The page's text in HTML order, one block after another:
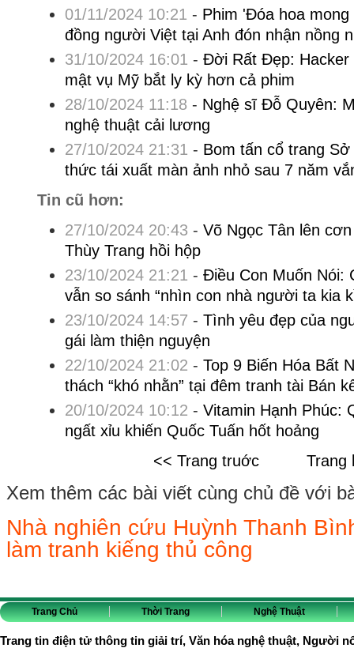
01/11/2024 10:21 - Phim 'Đóa hoa
đồng người Việt tại Anh đón nhận nồng
31/10/2024 16:01 - Đời Rất Đẹp: Hacker
mật vụ Mỹ bắt ly kỳ hơn cả phim
28/10/2024 11:18 - Nghệ sĩ Đỗ Quyên:
nghệ thuật cải lương
27/10/2024 21:31 - Bom tấn cổ trang
thức tái xuất màn ảnh nhỏ sau 7 năm
Tin cũ hơn:
27/10/2024 20:43 - Võ Ngọc Tân lên
Thùy Trang hồi hộp
23/10/2024 21:21 - Điều Con Muốn Nói:
vẫn so sánh “nhìn con nhà người ta kia
23/10/2024 14:57 - Tình yêu đẹp của
gái làm thiện nguyện
22/10/2024 21:02 - Top 9 Biến Hóa Bất
thách “khó nhằn” tại đêm tranh tài Bán
20/10/2024 10:12 - Vitamin Hạnh Phúc:
ngất xỉu khiến Quốc Tuấn hốt hoảng
<< Trang truớc
Trang
Xem thêm các bài viết cùng chủ đề với
Nhà nghiên cứu Huỳnh Thanh
làm tranh kiếng thủ công
Trang Chủ Thời Trang Nghệ Thuật
Trang tin điện tử thông tin giải trí, Văn hóa nghệ thuật, Người